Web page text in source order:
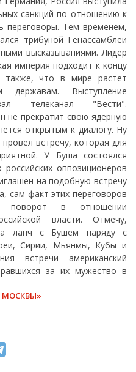
санкций по отношению к
переговоры. Тем временем,
трибуной Генассамблеи
высказываниями. Лидер
империя подходит к концу
также, что в мире растет
державам. Выступление
телеканал "Вести".
не прекратит свою ядерную
открытым к диалогу. Ну
встречу, которая для
У Буша состоялся
оппозиционеров
на подобную встречу
сам факт этих переговоров
поворот в отношении
власти. Отмечу,
ланч с Бушем наряду с
Сирии, Мьянмы, Кубы и
встречи американский
за их мужество в
МОСКВЫ»